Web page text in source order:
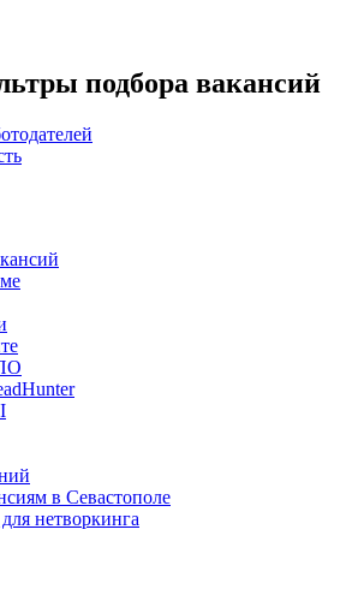
подбора вакансий
в Севастополе
нетворкинга